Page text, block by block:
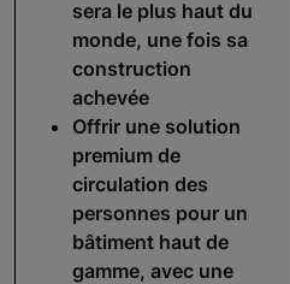
sera le plus haut du
monde, une fois sa
construction
achevée
Offrir une solution
premium de
circulation des
personnes pour un
bâtiment haut de
gamme, avec une